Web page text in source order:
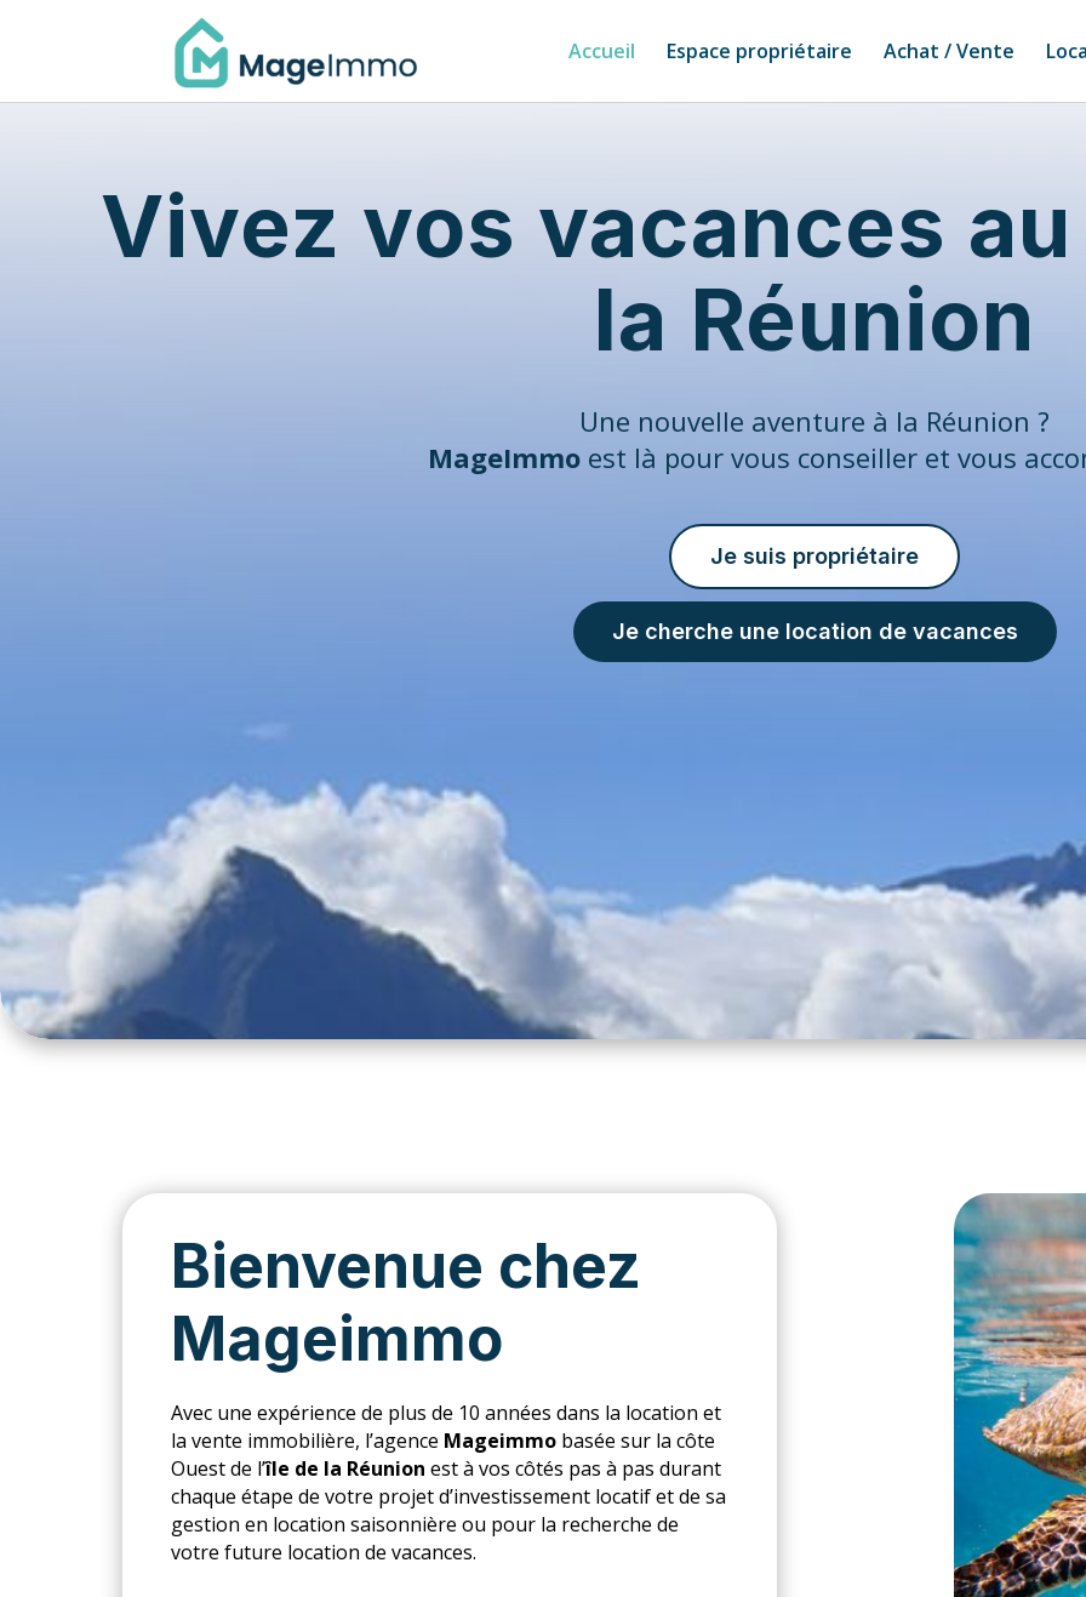
Accueil Espace propriétaire Achat / Vente
Vivez vos vacances
la Réunion
Une nouvelle aventure à la Réunion ?
MageImmoest là pour vous conseiller et vous
Je suis propriétaire
Je cherche une location de vacances
Bienvenue chez
Mageimmo
Avec une expérience de plus de 10 années dans la location et
la vente immobilière, l’agence Mageimmobasée sur la côte
Ouest de l’île de la Réunion est à vos côtés pas à pas durant
chaque étape de votre projet d’investissement locatif et de sa
gestion en location saisonnière ou pour la recherche de
votre future location de vacances.